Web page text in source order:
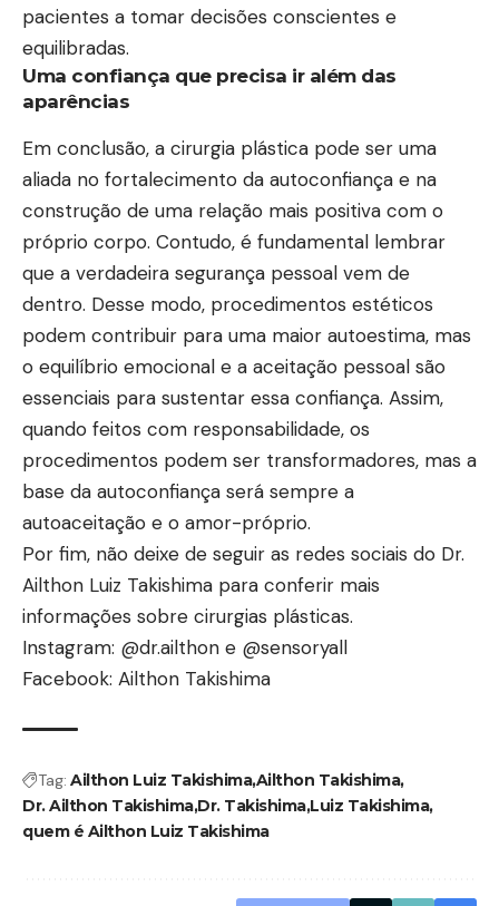
pacientes a tomar decisões conscientes e
equilibradas.
Uma confiança que precisa ir além das
aparências
Em conclusão, a cirurgia plástica pode ser uma
aliada no fortalecimento da autoconfiança e na
construção de uma relação mais positiva com o
próprio corpo. Contudo, é fundamental lembrar
que a verdadeira segurança pessoal vem de
dentro. Desse modo, procedimentos estéticos
podem contribuir para uma maior autoestima, mas
o equilíbrio emocional e a aceitação pessoal são
essenciais para sustentar essa confiança. Assim,
quando feitos com responsabilidade, os
procedimentos podem ser transformadores, mas a
base da autoconfiança será sempre a
autoaceitação e o amor-próprio.
Por fim, não deixe de seguir as redes sociais do Dr.
Ailthon Luiz Takishima para conferir mais
informações sobre cirurgias plásticas.
Instagram: @dr.ailthon e @sensoryall
Facebook: Ailthon Takishima
Tag: Ailthon Luiz TakishimaAilthon Takishima
Dr. Ailthon TakishimaDr. TakishimaLuiz Takishima
quem é Ailthon Luiz Takishima